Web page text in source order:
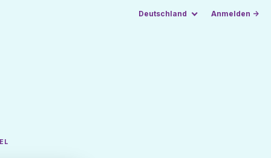
Deutschland Anmelden →